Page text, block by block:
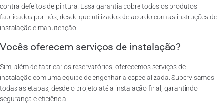
contra defeitos de pintura. Essa garantia cobre todos os produtos
fabricados por nós, desde que utilizados de acordo com as instruções de
instalação e manutenção.
Vocês oferecem serviços de instalação?
Sim, além de fabricar os reservatórios, oferecemos serviços de
instalação com uma equipe de engenharia especializada. Supervisamos
todas as etapas, desde o projeto até a instalação final, garantindo
segurança e eficiência.